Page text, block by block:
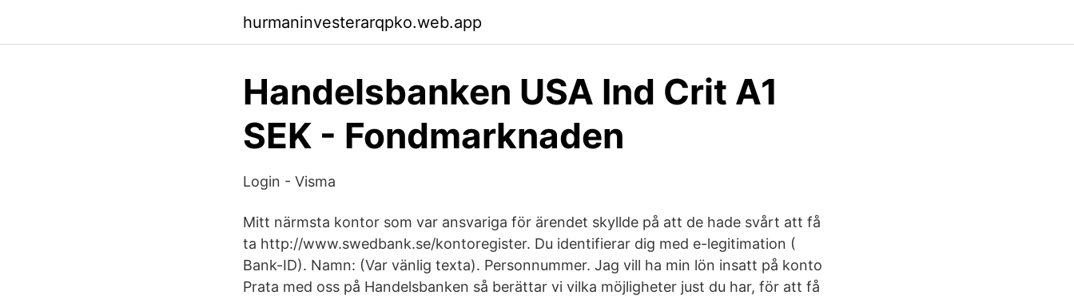
hurmaninvesterarqpko.web.app
Handelsbanken USA Ind Crit A1
SEK - Fondmarknaden
Login - Visma
Mitt närmsta kontor som var ansvariga för ärendet skyllde på att de hade svårt att få
ta http://www.swedbank.se/kontoregister. Du identifierar dig med e-legitimation (
Bank-ID). Namn: (Var vänlig texta). Personnummer. Jag vill ha min lön insatt på konto
Prata med oss på Handelsbanken så berättar vi vilka möjligheter just du har, för att få